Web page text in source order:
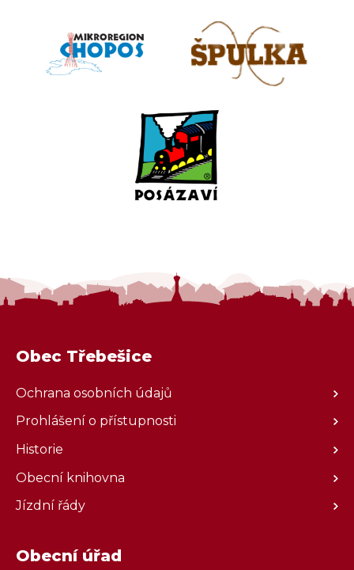
Obec Třebešice
Ochrana osobních údajů
Prohlášení o přístupnosti
Historie
Obecní knihovna
Jízdní řády
Obecní úřad